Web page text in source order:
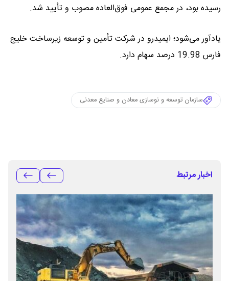
رسیده بود، در مجمع عمومی فوق‌العاده مصوب و تأیید شد.
یادآور می‌شود؛ ایمیدرو در شرکت تأمین و توسعه زیرساخت خلیج
فارس 19.98 درصد سهام دارد.
سازمان توسعه و نوسازی معادن و صنایع معدنی
اخبار مرتبط